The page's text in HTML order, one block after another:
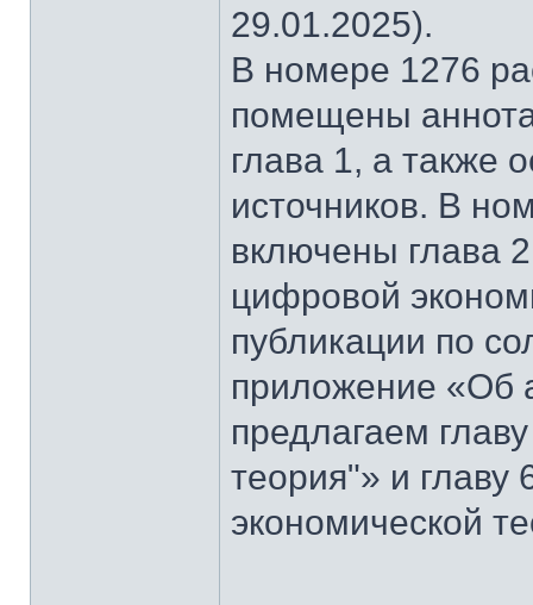
29.01.2025).
В номере 1276
помещены
глава 1, а также
источников. В
включены глава
цифровой
публикации по
приложение «Об
предлагаем
теория"» и главу
экономической